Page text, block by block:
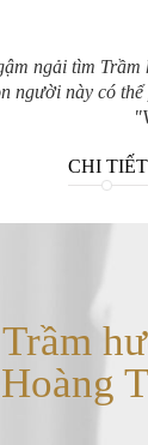
ngải tìm
người này có
CHI TIẾT
Trầm
Hoàng